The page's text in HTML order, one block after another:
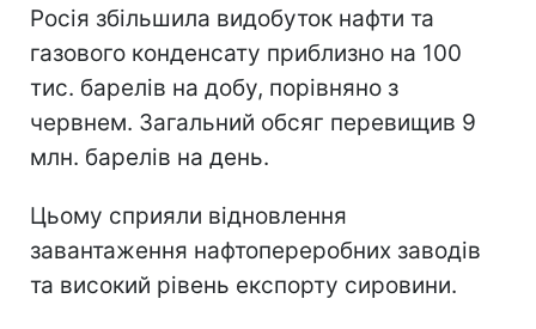
Росія збільшила видобуток нафти та
газового конденсату приблизно на 100
тис. барелів на добу, порівняно з
червнем. Загальний обсяг перевищив 9
млн. барелів на день.
Цьому сприяли відновлення
завантаження нафтопереробних заводів
та високий рівень експорту сировини.